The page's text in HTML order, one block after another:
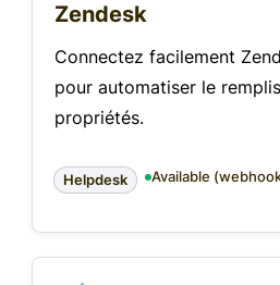
Zendesk
Connectez facilement
pour automatiser le
propriétés.
Helpdesk Available